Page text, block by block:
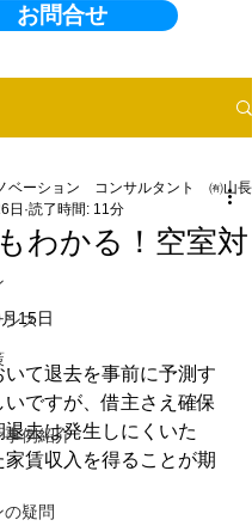
お問合せ
ンス
事例紹介
の疑問
わかる！空室対
ベーション コンサルタント ㈲山長
日 読了時間: 11分
15日
て退去を事前に予測す
ですが、借主さえ確保
去は発生しにくいた
賃収入を得ることが期